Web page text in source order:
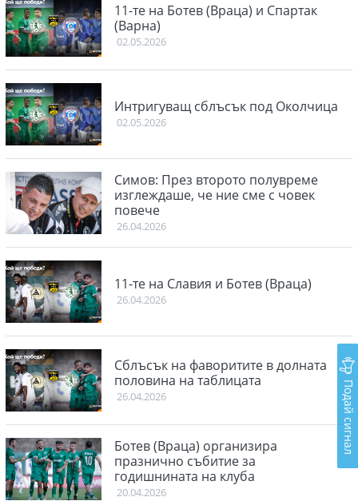
11-те на Ботев (Враца) и Спартак
(Варна)
02.05.2026
Интригуващ сблъсък под Околчица
02.05.2026
Симов: През второто полувреме
изглеждаше, че ние сме с човек
повече
26.04.2026
11-те на Славия и Ботев (Враца)
26.04.2026
Сблъсък на фаворитите в долната
половина на таблицата
26.04.2026
Ботев (Враца) организира
празнично събитие за
годишнината на клуба
20.04.2026
Подай сигнал